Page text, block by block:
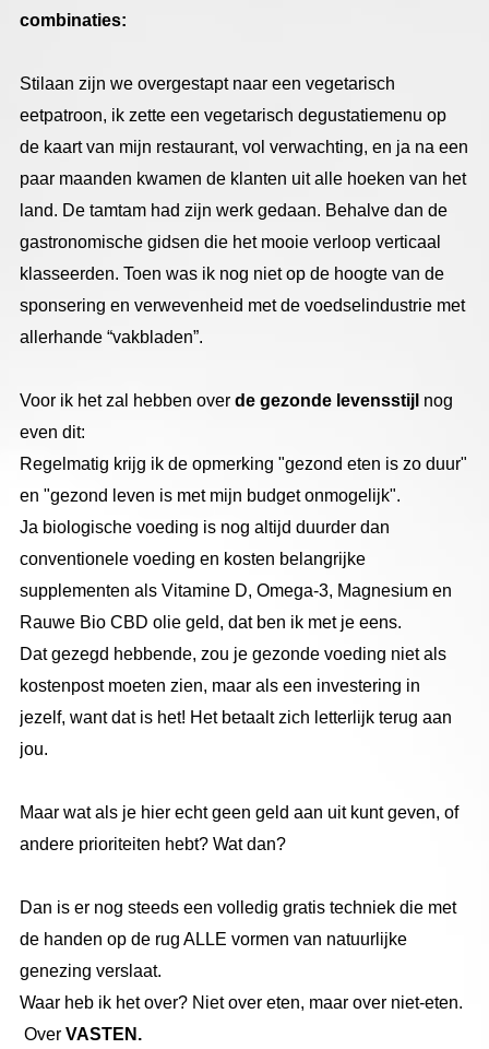
combinaties:
Stilaan zijn we overgestapt naar een vegetarisch
eetpatroon, ik zette een vegetarisch degustatiemenu op
de kaart van mijn restaurant, vol verwachting, en ja na een
paar maanden kwamen de klanten uit alle hoeken van het
land. De tamtam had zijn werk gedaan. Behalve dan de
gastronomische gidsen die het mooie verloop verticaal
klasseerden. Toen was ik nog niet op de hoogte van de
sponsering en verwevenheid met de voedselindustrie met
allerhande “vakbladen”.
Voor ik het zal hebben over de gezonde levensstijl nog
even dit:
Regelmatig krijg ik de opmerking "gezond eten is zo duur"
en "gezond leven is met mijn budget onmogelijk".
Ja biologische voeding is nog altijd duurder dan
conventionele voeding en kosten belangrijke
supplementen als Vitamine D, Omega-3, Magnesium en
Rauwe Bio CBD olie geld, dat ben ik met je eens.
Dat gezegd hebbende, zou je gezonde voeding niet als
kostenpost moeten zien, maar als een investering in
jezelf, want dat is het! Het betaalt zich letterlijk terug aan
jou.
Maar wat als je hier echt geen geld aan uit kunt geven, of
andere prioriteiten hebt? Wat dan?
Dan is er nog steeds een volledig gratis techniek die met
de handen op de rug ALLE vormen van natuurlijke
genezing verslaat.
Waar heb ik het over? Niet over eten, maar over niet-eten.
Over VASTEN.